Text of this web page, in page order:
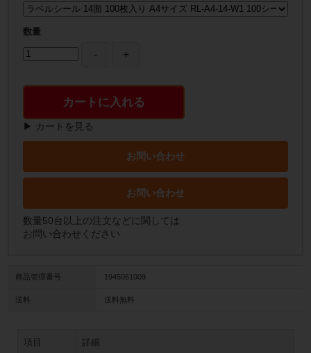
数量
カートに入れる
▶ カートを見る
お問い合わせ
お問い合わせ
数量50台以上の注文などに関しては
お問い合わせください
商品管理番号 1945061009
送料 送料無料
項目 詳細